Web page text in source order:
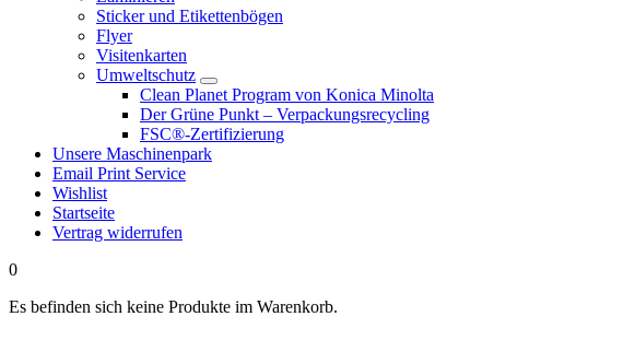
Sticker und Etikettenbögen
Flyer
Visitenkarten
Umweltschutz
Clean Planet Program von Konica Minolta
Der Grüne Punkt – Verpackungsrecycling
FSC®-Zertifizierung
Unsere Maschinenpark
Email Print Service
Wishlist
Startseite
Vertrag widerrufen
0
Es befinden sich keine Produkte im Warenkorb.